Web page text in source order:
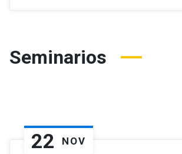
Seminarios
22 NOV